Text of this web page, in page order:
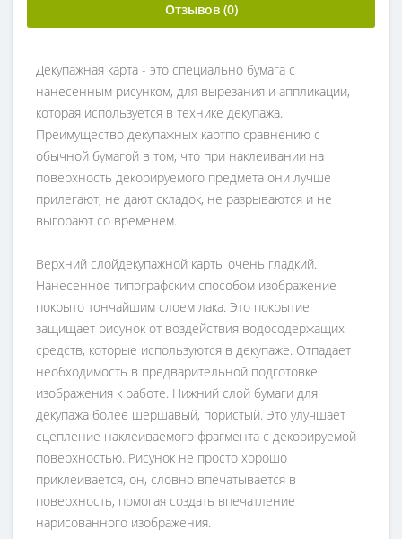
Отзывов (0)
Декупажная карта - это специально бумага с
нанесенным рисунком, для вырезания и аппликации,
которая используется в технике декупажа.
Преимущество декупажных картпо сравнению с
обычной бумагой в том, что при наклеивании на
поверхность декорируемого предмета они лучше
прилегают, не дают складок, не разрываются и не
выгорают со временем.
Верхний слойдекупажной карты очень гладкий.
Нанесенное типографским способом изображение
покрыто тончайшим слоем лака. Это покрытие
защищает рисунок от воздействия водосодержащих
средств, которые используются в декупаже. Отпадает
необходимость в предварительной подготовке
изображения к работе. Нижний слой бумаги для
декупажа более шершавый, пористый. Это улучшает
сцепление наклеиваемого фрагмента с декорируемой
поверхностью. Рисунок не просто хорошо
приклеивается, он, словно впечатывается в
поверхность, помогая создать впечатление
нарисованного изображения.